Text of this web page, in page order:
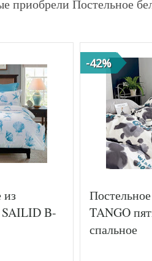
приобрели Постельное
из
SAILID B-
-42%
TANGO
спальное